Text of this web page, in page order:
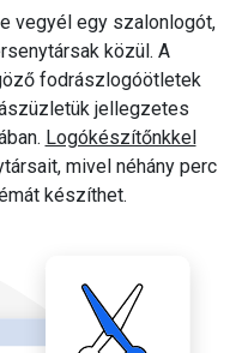
vegyél egy szalonlogót,
közül. A
fodrászlogóötletek
jellegzetes
Logókészítőnkkel
mivel néhány perc
készíthet.